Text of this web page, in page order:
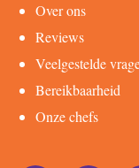
Over ons
Reviews
Veelgestelde
Bereikbaarheid
Onze chefs